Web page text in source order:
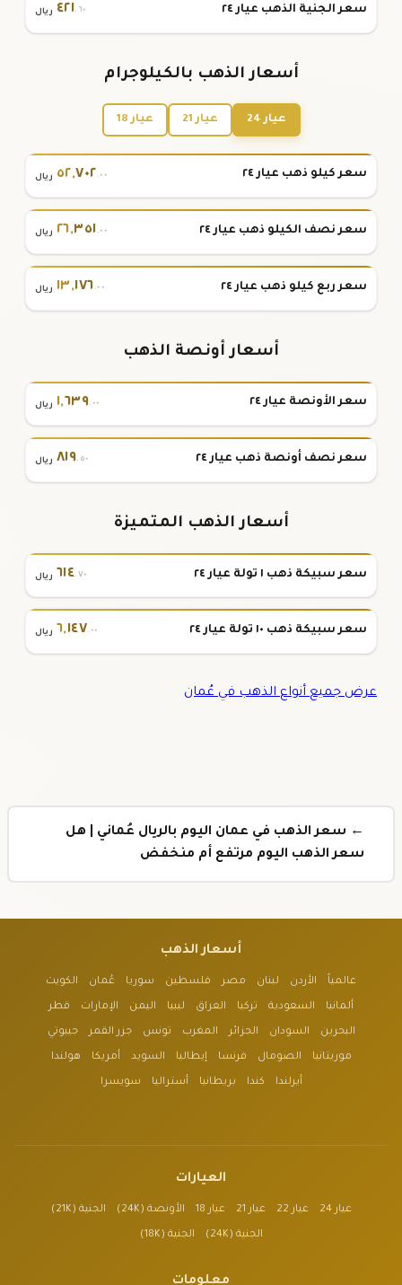
سعر الجنية الذهب عيار ٢٤ ٤٢١.٦٠ ريال
أسعار الذهب بالكيلوجرام
عيار 24 عيار 21 عيار 18
سعر كيلو ذهب عيار ٢٤ ٥٢,٧٠٢.٠٠ ريال
سعر نصف الكيلو ذهب عيار ٢٤ ٢٦,٣٥١.٠٠ ريال
سعر ربع كيلو ذهب عيار ٢٤ ١٣,١٧٦.٠٠ ريال
أسعار أونصة الذهب
سعر الأونصة عيار ٢٤ ١,٦٣٩.٠٠ ريال
سعر نصف أونصة ذهب عيار ٢٤ ٨١٩.٥٠ ريال
أسعار الذهب المتميزة
سعر سبيكة ذهب ١ تولة عيار ٢٤ ٦١٤.٧٠ ريال
سعر سبيكة ذهب ١٠ تولة عيار ٢٤ ٦,١٤٧.٠٠ ريال
عرض جميع أنواع الذهب في عُمان
← سعر الذهب في عمان اليوم بالريال عُماني | هل
سعر الذهب اليوم مرتفع أم منخفض
أسعار الذهب
عالمياً الأردن لبنان مصر فلسطين سوريا عُمان الكويت
ألمانيا السعودية تركيا العراق ليبيا اليمن الإمارات قطر
البحرين السودان الجزائر المغرب تونس جزر القمر جيبوتي
موريتانيا الصومال فرنسا إيطاليا السويد أمريكا هولندا
أيرلندا كندا بريطانيا أستراليا سويسرا
العيارات
عيار 24 عيار 22 عيار 21 عيار 18 الأونصة (24K) الجنية (21K)
الجنية (24K) الجنية (18K)
معلومات